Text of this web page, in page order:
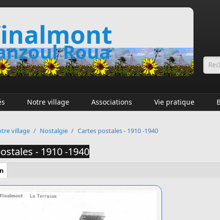
Roua
Notre village Associations Vie pratique
village / Nostalgie / Cartes postales - 1910 -1940
- 1910 -1940
(onglet
actif)